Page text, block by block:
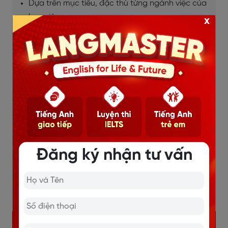
Dựa trên mục tiêu, đặc thù từng ngành việc của
học viên.
Học mọi lúc mọi nơi, thời gian linh hoạt.
Chi tiết
Đăng ký nhận tư vấn
x